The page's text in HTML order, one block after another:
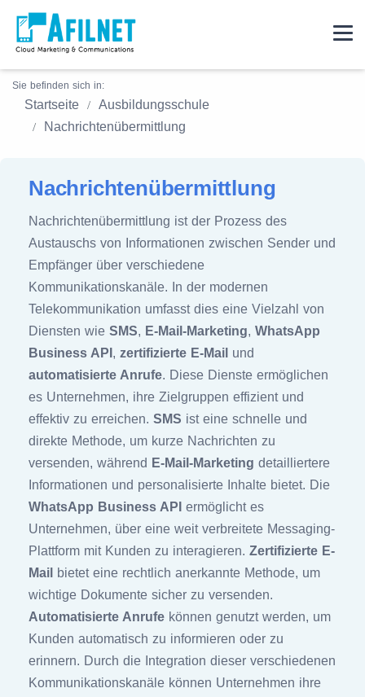
Sie befinden sich in:
Startseite
Ausbildungsschule
Nachrichtenübermittlung
Nachrichtenübermittlung
Nachrichtenübermittlung ist der Prozess des
Austauschs von Informationen zwischen Sender und
Empfänger über verschiedene
Kommunikationskanäle. In der modernen
Telekommunikation umfasst dies eine Vielzahl von
Diensten wie SMS, E-Mail-Marketing, WhatsApp
Business API , zertifizierte E-Mail und
automatisierte Anrufe. Diese Dienste ermöglichen
es Unternehmen, ihre Zielgruppen effizient und
effektiv zu erreichen. SMS ist eine schnelle und
direkte Methode, um kurze Nachrichten zu
versenden, während E-Mail-Marketing detailliertere
Informationen und personalisierte Inhalte bietet. Die
WhatsApp Business API ermöglicht es
Unternehmen, über eine weit verbreitete Messaging-
Plattform mit Kunden zu interagieren. Zertifizierte E-
Mail
bietet eine rechtlich anerkannte Methode, um
wichtige Dokumente sicher zu versenden.
Automatisierte Anrufe können genutzt werden, um
Kunden automatisch zu informieren oder zu
erinnern. Durch die Integration dieser verschiedenen
Kommunikationskanäle können Unternehmen ihre